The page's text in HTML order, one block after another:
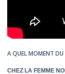
A QUEL MOMENT DU
CHEZ LA FEMME